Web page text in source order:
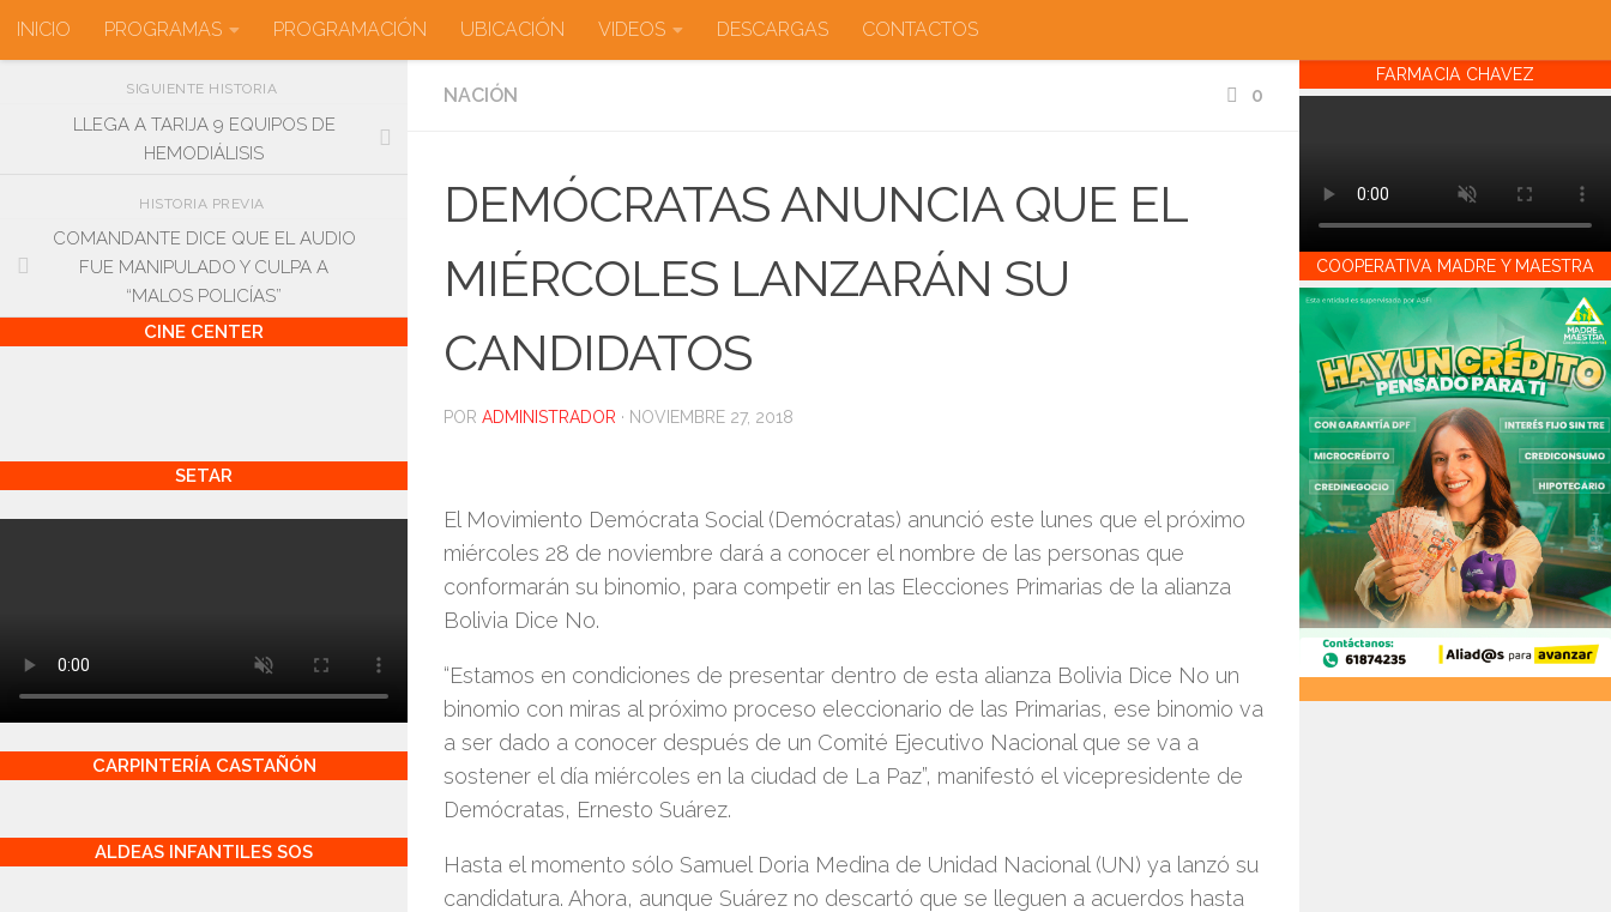
Saltar al contenido
INICIO PROGRAMAS PROGRAMACIÓN UBICACIÓN VIDEOS DESCARGAS CONTACTOS
NACIÓN 0
DEMÓCRATAS ANUNCIA QUE EL
MIÉRCOLES LANZARÁN SU
CANDIDATOS
POR ADMINISTRADOR · NOVIEMBRE 27, 2018
El Movimiento Demócrata Social (Demócratas) anunció este lunes que el próximo
miércoles 28 de noviembre dará a conocer el nombre de las personas que
conformarán su binomio, para competir en las Elecciones Primarias de la alianza
Bolivia Dice No.
“Estamos en condiciones de presentar dentro de esta alianza Bolivia Dice No un
binomio con miras al próximo proceso eleccionario de las Primarias, ese binomio va
a ser dado a conocer después de un Comité Ejecutivo Nacional que se va a
sostener el día miércoles en la ciudad de La Paz”, manifestó el vicepresidente de
Demócratas, Ernesto Suárez.
Hasta el momento sólo Samuel Doria Medina de Unidad Nacional (UN) ya lanzó su
candidatura. Ahora, aunque Suárez no descartó que se lleguen a acuerdos hasta
SIGUIENTE HISTORIA
LLEGA A TARIJA 9 EQUIPOS DE
HEMODIÁLISIS
HISTORIA PREVIA
COMANDANTE DICE QUE EL AUDIO
FUE MANIPULADO Y CULPA A
“MALOS POLICÍAS”
CINE CENTER
SETAR
CARPINTERÍA CASTAÑÓN
ALDEAS INFANTILES SOS
FARMACIA CHAVEZ
COOPERATIVA MADRE Y MAESTRA